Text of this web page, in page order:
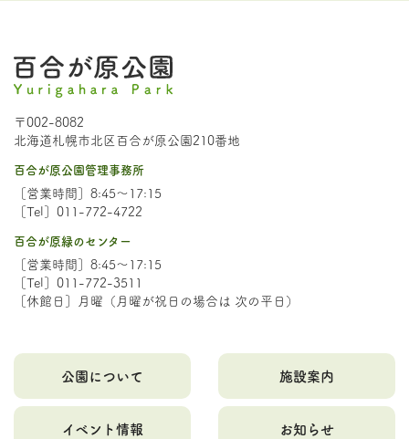
〒002-8082
北海道札幌市北区百合が原公園210番地
百合が原公園管理事務所
［営業時間］8:45～17:15
［Tel］011-772-4722
百合が原緑のセンター
［営業時間］8:45～17:15
［Tel］011-772-3511
［休館日］月曜（月曜が祝日の場合は 次の平日）
公園について 施設案内
イベント情報 お知らせ